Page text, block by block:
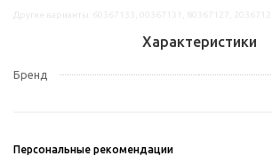
Характеристики
Бренд
Персональные рекомендации